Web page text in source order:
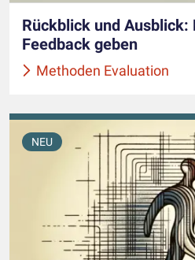
Rückblick und Ausblick:
Feedback geben
Methoden Evaluation
NEU